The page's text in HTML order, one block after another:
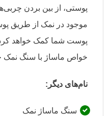
پوستی، از بین بردن
موجود در نمک از طریق
پوست شما کمک خواهد
خواص ماساژ با سنگ نمک
نام‌های دیگر:
سنگ ماساژ نمک